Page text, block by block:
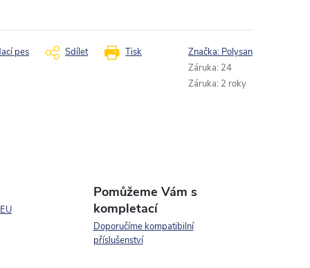
Tisk
pes Sdílet Značka: Polysan
Záruka: 24
Záruka: 2 roky
Pomůžeme Vám s
kompletací
Doporučíme kompatibilní
příslušenství